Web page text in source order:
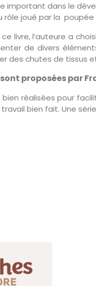
important dans le
rôle joué par la poupée
livre, l’auteure a
de divers
des chutes de tissus
proposées par
réalisées pour
travail bien fait. Une